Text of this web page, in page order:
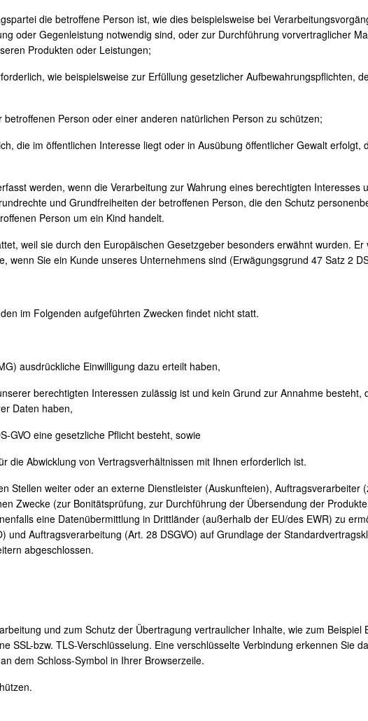
die betroffene Person ist, wie dies beispielsweise bei
oder Gegenleistung notwendig sind, oder zur Durchführung vorvertraglicher
Produkten oder Leistungen;
wie beispielsweise zur Erfüllung gesetzlicher Aufbewahrungspflichten,
Person oder einer anderen natürlichen Person zu schützen;
die im öffentlichen Interesse liegt oder in Ausübung öffentlicher Gewalt erfolgt,
werden, wenn die Verarbeitung zur Wahrung eines berechtigten Interesses
und Grundfreiheiten der betroffenen Person, die den Schutz
Person um ein Kind handelt.
weil sie durch den Europäischen Gesetzgeber besonders erwähnt wurden.
Sie ein Kunde unseres Unternehmens sind (Erwägungsgrund 47 Satz 2
im Folgenden aufgeführten Zwecken findet nicht statt.
ausdrückliche Einwilligung dazu erteilt haben,
berechtigten Interessen zulässig ist und kein Grund zur Annahme besteht,
Daten haben,
GVO eine gesetzliche Pflicht besteht, sowie
die Abwicklung von Vertragsverhältnissen mit Ihnen erforderlich ist.
Stellen weiter oder an externe Dienstleister (Auskunfteien), Auftragsverarbeiter
Zwecke (zur Bonitätsprüfung, zur Durchführung der Übersendung der
eine Datenübermittlung in Drittländer (außerhalb der EU/des EWR) zu
und Auftragsverarbeitung (Art. 28 DSGVO) auf Grundlage der
abgeschlossen.
und zum Schutz der Übertragung vertraulicher Inhalte, wie zum Beispiel
SSL-bzw. TLS-Verschlüsselung. Eine verschlüsselte Verbindung erkennen Sie
dem Schloss-Symbol in Ihrer Browserzeile.